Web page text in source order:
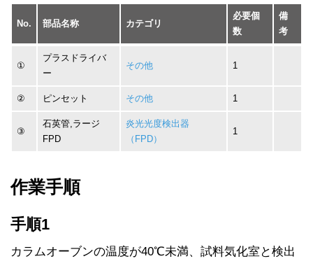
No. 部品名称 カテゴリ
必要個
数
備
考
①
プラスドライバ
ー
その他 1
② ピンセット その他 1
③
石英管,ラージ
FPD
炎光光度検出器
（FPD）
1
作業手順
手順1
カラムオーブンの温度が40℃未満、試料気化室と検出